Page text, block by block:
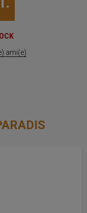
ami(e)